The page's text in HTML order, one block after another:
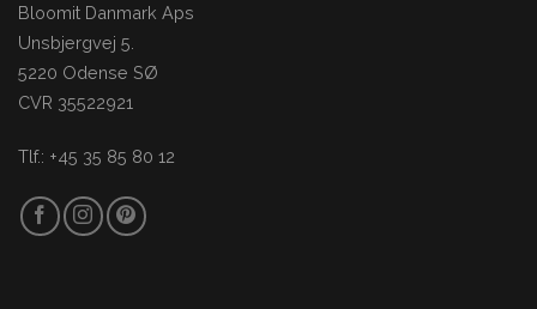
Bloomit Danmark Aps
Unsbjergvej 5.
5220 Odense SØ
CVR 35522921
Tlf.: +45 35 85 80 12